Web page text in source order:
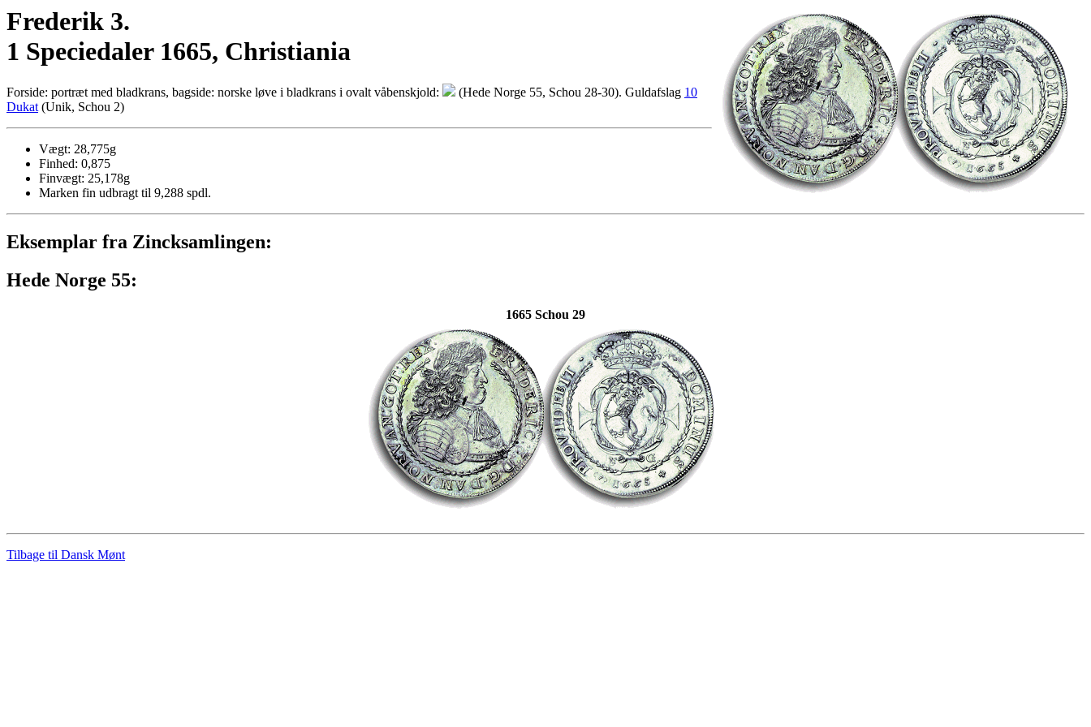
Frederik 3.
1 Speciedaler 1665, Christiania
Forside: portræt med bladkrans, bagside: norske løve i bladkrans i ovalt våbenskjold: (Hede Norge 55, Schou 28-30). Guldafslag 10
Dukat(Unik, Schou 2)
Vægt: 28,775g
Finhed: 0,875
Finvægt: 25,178g
Marken fin udbragt til 9,288 spdl.
Eksemplar fra Zincksamlingen:
Hede Norge 55:
1665 Schou 29
Tilbage til Dansk Mønt